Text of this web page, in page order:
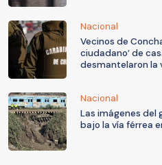
Nacional
Vecinos de
ciudadano’ de
desmantelaron la
Nacional
Las imágenes del
bajo la vía férrea